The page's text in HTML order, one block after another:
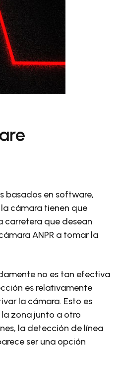
basados en software,
cámara tienen que
carretera que desean
ANPR a tomar la
no es tan efectiva
es relativamente
la cámara. Esto es
zona junto a otro
la detección de línea
ser una opción